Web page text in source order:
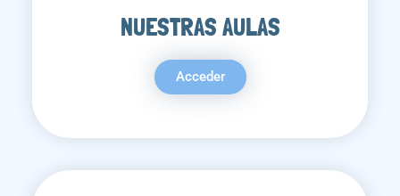
NUESTRAS AULAS
Acceder